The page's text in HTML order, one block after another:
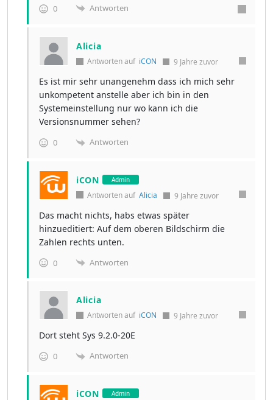
0 Antworten
Alicia
Antworten auf iCON 9 Jahre zuvor
Es ist mir sehr unangenehm dass ich mich sehr
unkompetent anstelle aber ich bin in den
Systemeinstellung nur wo kann ich die
Versionsnummer sehen?
0 Antworten
iCON Admin
Antworten auf Alicia 9 Jahre zuvor
Das macht nichts, habs etwas später
hinzueditiert: Auf dem oberen Bildschirm die
Zahlen rechts unten.
0 Antworten
Alicia
Antworten auf iCON 9 Jahre zuvor
Dort steht Sys 9.2.0-20E
0 Antworten
iCON Admin